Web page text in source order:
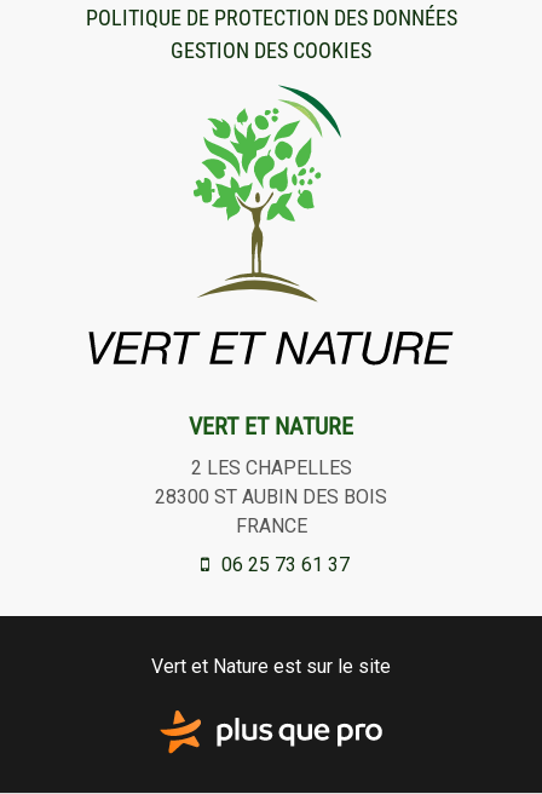
POLITIQUE DE PROTECTION DES DONNÉES
GESTION DES COOKIES
VERT ET NATURE
2 LES CHAPELLES
28300 ST AUBIN DES BOIS
FRANCE
06 25 73 61 37
Vert et Nature est sur le site